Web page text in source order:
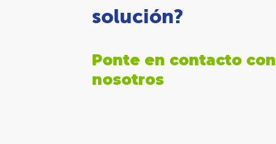
solución?
Ponte en contacto con
nosotros